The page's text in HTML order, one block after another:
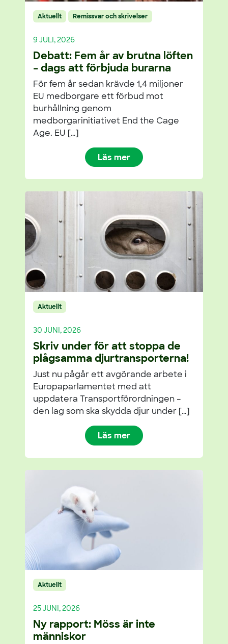
Aktuellt Remissvar och skrivelser
9 JULI, 2026
Debatt: Fem år av brutna löften
– dags att förbjuda burarna
För fem år sedan krävde 1,4 miljoner
EU medborgare ett förbud mot
burhållning genom
medborgarinitiativet End the Cage
Age. EU […]
Läs mer
Aktuellt
30 JUNI, 2026
Skriv under för att stoppa de
plågsamma djurtransporterna!
Just nu pågår ett avgörande arbete i
Europaparlamentet med att
uppdatera Transportförordningen –
den lag som ska skydda djur under […]
Läs mer
Aktuellt
25 JUNI, 2026
Ny rapport: Möss är inte
människor